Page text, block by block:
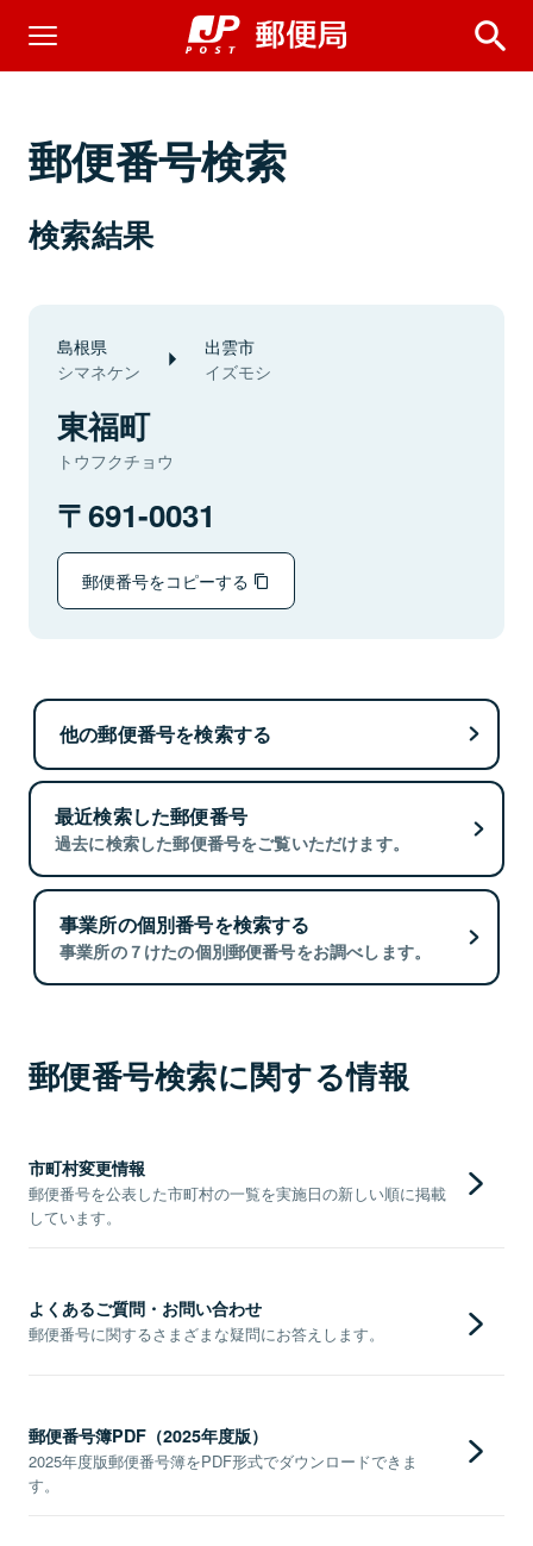
郵便番号検索
検索結果
島根県
シマネケン
出雲市
イズモシ
東福町
トウフクチョウ
691-0031
郵便番号をコピーする
他の郵便番号を検索する
最近検索した郵便番号
過去に検索した郵便番号をご覧いただけます。
事業所の個別番号を検索する
事業所の７けたの個別郵便番号をお調べします。
郵便番号検索に関する情報
市町村変更情報
郵便番号を公表した市町村の一覧を実施日の新しい順に掲載
しています。
よくあるご質問・お問い合わせ
郵便番号に関するさまざまな疑問にお答えします。
郵便番号簿PDF（2025年度版）
2025年度版郵便番号簿をPDF形式でダウンロードできま
す。